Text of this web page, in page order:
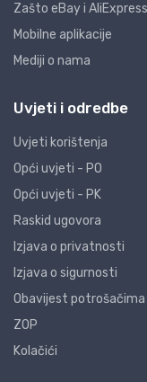
Zašto eBay i
Mobilne aplikacije
Mediji o nama
Uvjeti i odredbe
Uvjeti korištenja
Opći uvjeti - PO
Opći uvjeti - PK
Raskid ugovora
Izjava o privatnosti
Izjava o sigurnosti
Obavijest potrošačima
ZOP
Kolačići